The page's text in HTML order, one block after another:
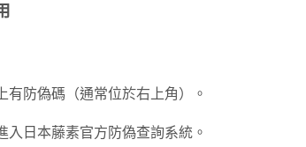
有防偽碼（通常位於右上角）。
入日本藤素官方防偽查詢系統。